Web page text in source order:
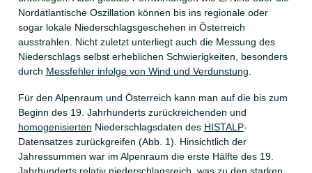
Nordatlantische Oszillation können bis ins regionale oder
sogar lokale Niederschlagsgeschehen in Österreich
ausstrahlen. Nicht zuletzt unterliegt auch die Messung des
Niederschlags selbst erheblichen Schwierigkeiten, besonders
durch Messfehler infolge von Wind und Verdunstung
Für den Alpenraum und Österreich kann man auf die bis zum
Beginn des 19. Jahrhunderts zurückreichenden und
homogenisierten Niederschlagsdaten des HISTALP-
Datensatzes zurückgreifen (Abb. 1). Hinsichtlich der
Jahressummen war im Alpenraum die erste Hälfte des 19.
Jahrhunderts relativ niederschlagsreich, was zu den starken